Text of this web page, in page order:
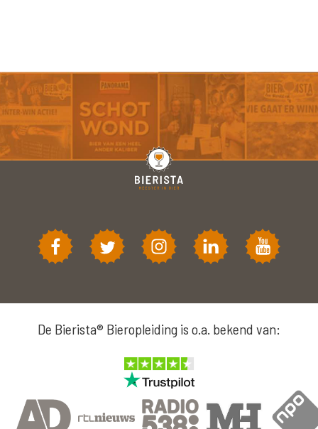
De Bierista® Bieropleiding is o.a. bekend van: